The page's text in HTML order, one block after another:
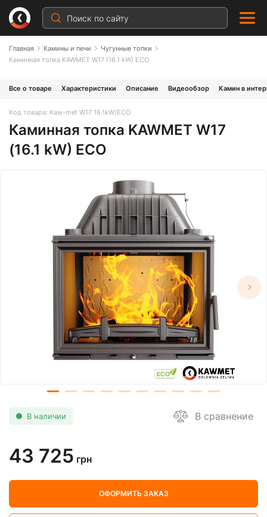
Главная Камины и печи
Чугунные топки
Каминная топка KAWMET W17 (16.1 kW) EСO
Все о товаре Характеристики Описание Видеообзор Камин в
Код товара: Kaw-met W17 16.1kW/EСO
Каминная топка KAWMET W17
(16.1 kW) EСO
В наличии В сравнение
43 725 грн
ОФОРМИТЬ ЗАКАЗ